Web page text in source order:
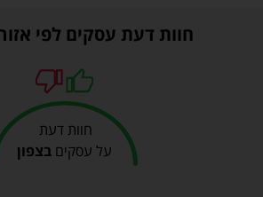
חוות דעת עסקים לפי
חוות דעת
על עסקיםבצפון